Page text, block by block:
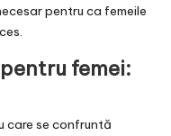
pentru ca femeile
femei:
care se confruntă